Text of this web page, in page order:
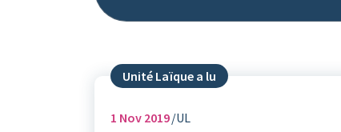
Unité Laïque a lu
1 Nov 2019 UL